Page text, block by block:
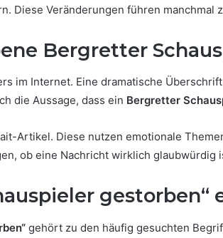
Diese Veränderungen führen manchmal
Bergretter
im Internet. Eine dramatische
die Aussage, dass ein Bergretter
Artikel. Diese nutzen emotionale
ob eine Nachricht wirklich glaubwürdig
gehört zu den häufig gesuchten